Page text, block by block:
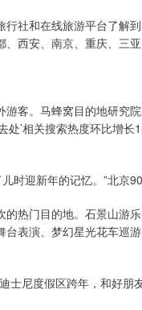
社和在线旅游平台了解
西安、南京、重庆、三
客。马蜂窝目的地研究
’相关搜索热度环比增
时迎新年的记忆。”北京90
热门目的地。石景山游
表演、梦幻星光花车巡
士尼度假区跨年，和好